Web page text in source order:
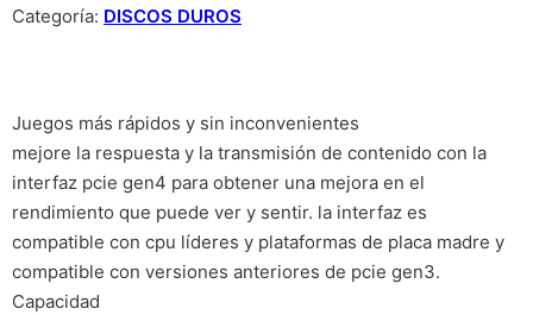
Categoría: DISCOS DUROS
Juegos más rápidos y sin inconvenientes
mejore la respuesta y la transmisión de contenido con la
interfaz pcie gen4 para obtener una mejora en el
rendimiento que puede ver y sentir. la interfaz es
compatible con cpu líderes y plataformas de placa madre y
compatible con versiones anteriores de pcie gen3.
Capacidad